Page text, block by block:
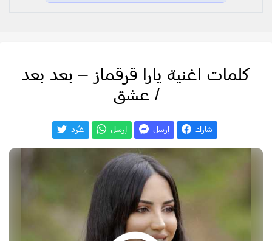
كلمات اغنية يارا قرقماز – بعد بعد
/ عشق
شارك إرسل إرسل غـّرد